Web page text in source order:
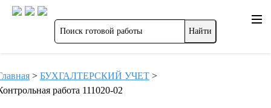
> БУХГАЛТЕРСКИЙ УЧЕТ >
работа 111020-02